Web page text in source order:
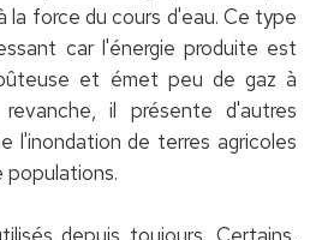
la force du cours d'eau. Ce type
car l'énergie produite est
et émet peu de gaz à
il présente d'autres
l'inondation de terres agricoles
populations.
depuis toujours. Certains,